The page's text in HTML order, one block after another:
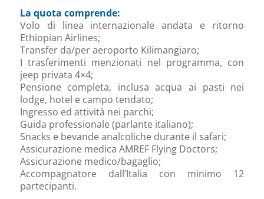
La quota comprende:
Volo di linea internazionale andata e ritorno
Ethiopian Airlines;
Transfer da/per aeroporto Kilimangiaro;
I trasferimenti menzionati nel programma, con
jeep privata 4×4;
Pensione completa, inclusa acqua ai pasti nei
lodge, hotel e campo tendato;
Ingresso ed attività nei parchi;
Guida professionale (parlante italiano);
Snacks e bevande analcoliche durante il safari;
Assicurazione medica AMREF Flying Doctors;
Assicurazione medico/bagaglio;
Accompagnatore dall’Italia con minimo 12
partecipanti.